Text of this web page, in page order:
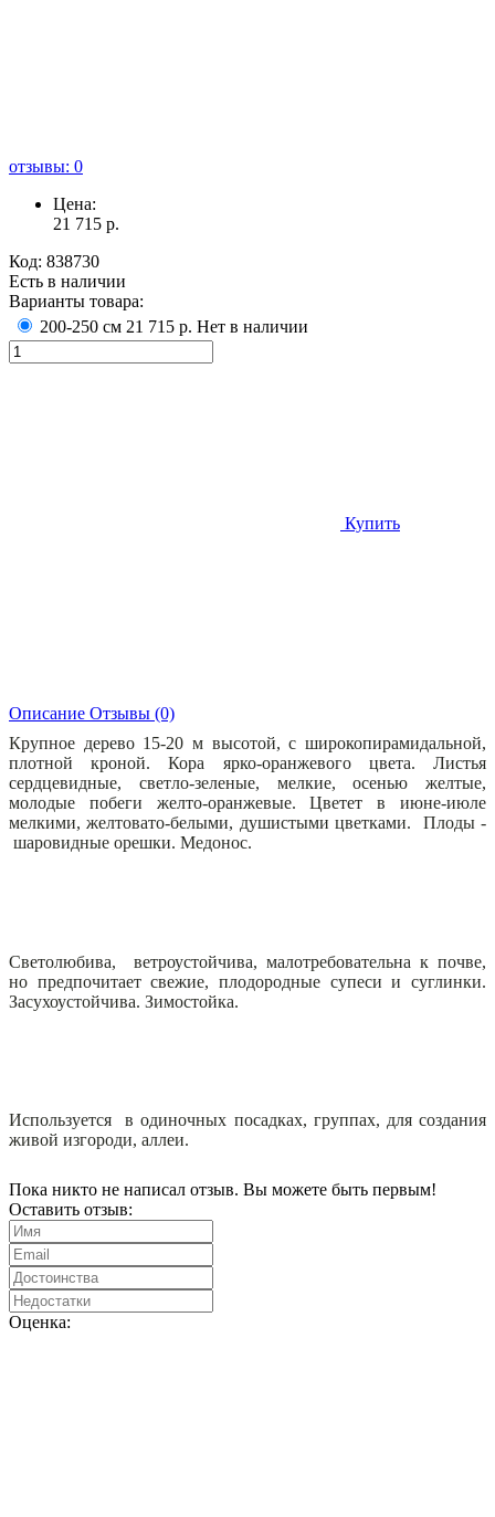
отзывы: 0
Цена:
21 715 р.
Код: 838730
Есть в наличии
Варианты товара:
200-250 см 21 715 р. Нет в наличии
Купить
Описание Отзывы (0)
Крупное дерево 15-20 м высотой, с широкопирамидальной,
плотной кроной. Кора ярко-оранжевого цвета. Листья
сердцевидные, светло-зеленые, мелкие, осенью желтые,
молодые побеги желто-оранжевые. Цветет в июне-июле
мелкими, желтовато-белыми, душистыми цветками. Плоды -
шаровидные орешки. Медонос.
Светолюбива, ветроустойчива, малотребовательна к почве,
но предпочитает свежие, плодородные супеси и суглинки.
Засухоустойчива. Зимостойка.
Используется в одиночных посадках, группах, для создания
живой изгороди, аллеи.
Пока никто не написал отзыв. Вы можете быть первым!
Оставить отзыв:
Оценка: